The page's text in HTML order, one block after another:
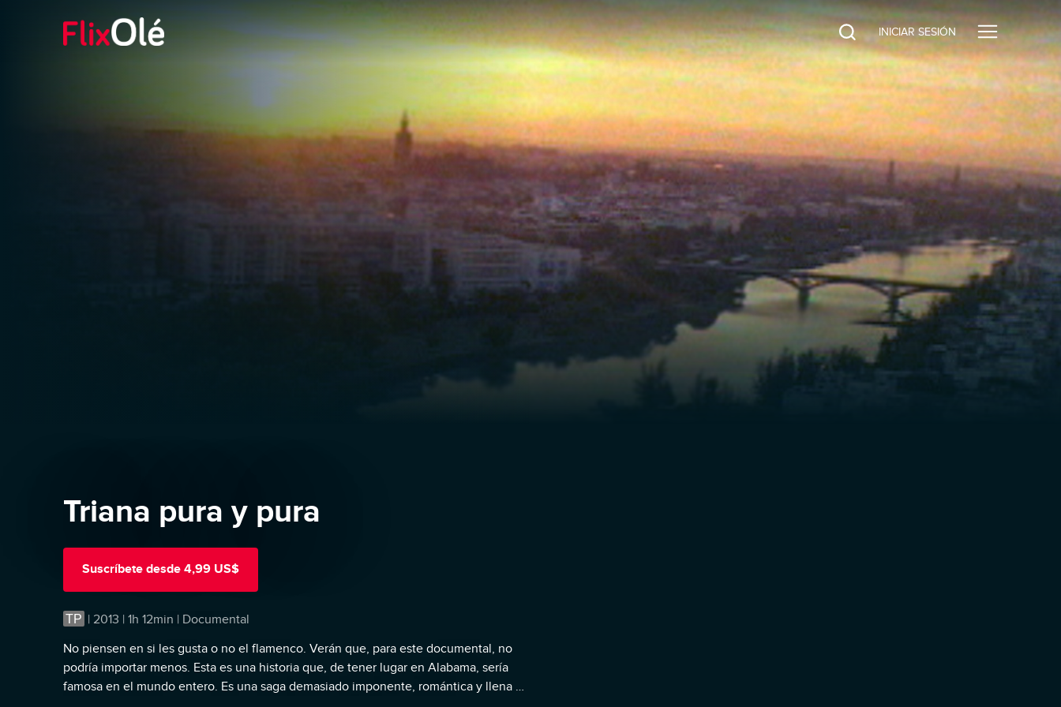
INICIAR SESIÓN
Triana pura y pura
Suscríbete desde 4,99 US$
TP | 2013 | 1h 12min | Documental
No piensen en si les gusta o no el flamenco. Verán que, para este documental, no
podría importar menos. Esta es una historia que, de tener lugar en Alabama, sería
famosa en el mundo entero. Es una saga demasiado imponente, romántica y llena de